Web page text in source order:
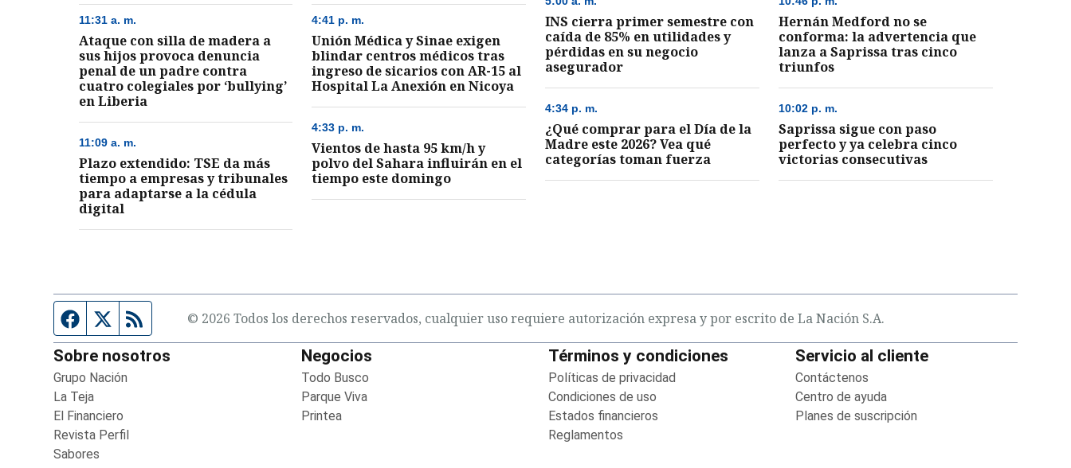
11:31 a. m.
Ataque con silla de madera a
sus hijos provoca denuncia
penal de un padre contra
cuatro colegiales por ‘bullying’
en Liberia
11:09 a. m.
Plazo extendido: TSE da más
tiempo a empresas y tribunales
para adaptarse a la cédula
digital
4:41 p. m.
Unión Médica y Sinae exigen
blindar centros médicos tras
ingreso de sicarios con AR-15 al
Hospital La Anexión en Nicoya
4:33 p. m.
Vientos de hasta 95 km/h y
polvo del Sahara influirán en el
tiempo este domingo
INS cierra primer semestre con
caída de 85% en utilidades y
pérdidas en su negocio
asegurador
4:34 p. m.
¿Qué comprar para el Día de la
Madre este 2026? Vea qué
categorías toman fuerza
Hernán Medford no se
conforma: la advertencia que
lanza a Saprissa tras cinco
triunfos
10:02 p. m.
Saprissa sigue con paso
perfecto y ya celebra cinco
victorias consecutivas
Página de Facebook
Fuente Twitter
Fuente RSS© 2026 Todos los derechos reservados, cualquier uso requiere autorización expresa y por escrito de La Nación S.A.
Sobre nosotros
Grupo Nación
La Teja
El Financiero
Revista Perfil
Sabores
Negocios
Todo Busco
Parque VivaOpens in new window
PrinteaOpens in new window
Términos y condiciones
Políticas de privacidad
Condiciones de uso
Estados financieros
Reglamentos
Servicio al cliente
Contáctenos
Centro de ayuda
Planes de suscripción